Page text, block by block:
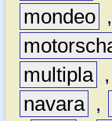
mondeo ,
multipla ,
navara ,